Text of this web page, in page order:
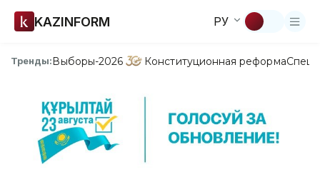
KAZINFORM РУ
Тренды:Выборы-2026 Конституционная реформа